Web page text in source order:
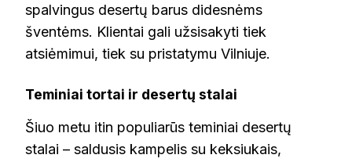
spalvingus desertų barus didesnėms
šventėms. Klientai gali užsisakyti tiek
atsiėmimui, tiek su pristatymu Vilniuje.
Teminiai tortai ir desertų stalai
Šiuo metu itin populiarūs teminiai desertų
stalai – saldusis kampelis su keksiukais,